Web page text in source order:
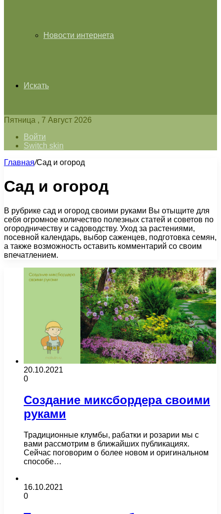
Новости интернета
Искать
Пятница , 7 Август 2026
Войти
Switch skin
Главная/Сад и огород
Сад и огород
В рубрике сад и огород своими руками Вы отыщите для
себя огромное количество полезных статей и советов по
огородничеству и садоводству. Уход за растениями,
посевной календарь, выбор саженцев, подготовка семян,
а также возможность оставить комментарий со своим
впечатлением.
20.10.2021
0
Создание миксбордера своими
руками
Традиционные клумбы, рабатки и розарии мы с
вами рассмотрим в ближайших публикациях.
Сейчас поговорим о более новом и оригинальном
способе…
16.10.2021
0